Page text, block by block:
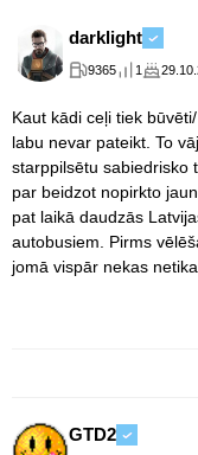
darklight
9365 1
Kaut kādi ceļi tiek
labu nevar pateikt. To
starppilsētu sabiedrisko
par beidzot nopirkto
pat laikā daudzās
autobusiem. Pirms
jomā vispār nekas
GTD2